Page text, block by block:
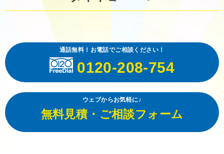
通話無料！お電話でご相談ください！
0120-208-754
ウェブからお気軽に♪
無料見積・ご相談フォーム